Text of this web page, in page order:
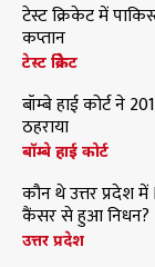
टेस्ट क्रिकेट में
कप्तान
टेस्ट क्रिकेट
बॉम्बे हाई कोर्ट ने
ठहराया
बॉम्बे हाई कोर्ट
कौन थे उत्तर प्रदेश
कैंसर से हुआ निधन?
उत्तर प्रदेश